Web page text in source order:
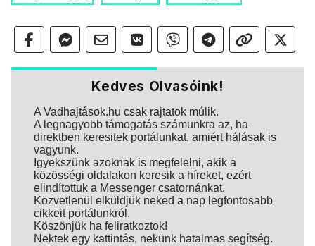
Kedves Olvasóink!
A Vadhajtások.hu csak rajtatok múlik.
A legnagyobb támogatás számunkra az, ha
direktben keresitek portálunkat, amiért hálásak is
vagyunk.
Igyekszünk azoknak is megfelelni, akik a
közösségi oldalakon keresik a híreket, ezért
elindítottuk a Messenger csatornánkat.
Közvetlenül elküldjük neked a nap legfontosabb
cikkeit portálunkról.
Köszönjük ha feliratkoztok!
Nektek egy kattintás, nekünk hatalmas segítség.